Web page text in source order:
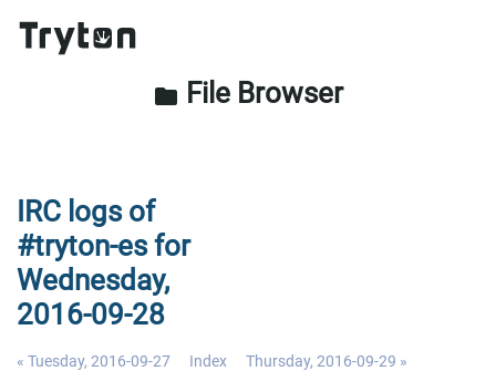
folder File Browser
IRC logs of
#tryton-es for
Wednesday,
2016-09-28
« Tuesday, 2016-09-27 Index Thursday, 2016-09-29 »